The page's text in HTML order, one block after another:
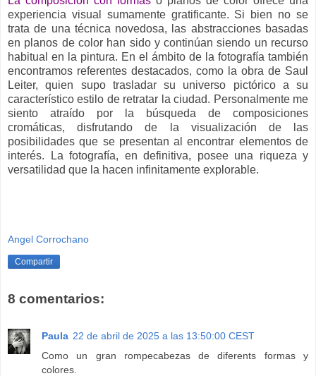
experiencia visual sumamente gratificante. Si bien no se
trata de una técnica novedosa, las abstracciones basadas
en planos de color han sido y continúan siendo un recurso
habitual en la pintura. En el ámbito de la fotografía también
encontramos referentes destacados, como la obra de Saul
Leiter, quien supo trasladar su universo pictórico a su
característico estilo de retratar la ciudad. Personalmente me
siento atraído por la búsqueda de composiciones
cromáticas, disfrutando de la visualización de las
posibilidades que se presentan al encontrar elementos de
interés. La fotografía, en definitiva, posee una riqueza y
versatilidad que la hacen infinitamente explorable.
Angel Corrochano
Compartir
8 comentarios:
Paula 22 de abril de 2025 a las 13:50:00 CEST
Como un gran rompecabezas de diferents formas y
colores.